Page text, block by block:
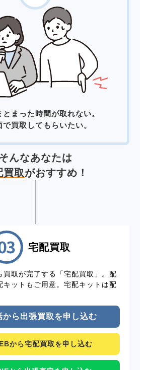
とまった時間が取れない。
で買取してもらいたい。
んなあなたは
買取がおすすめ！
宅配買取
買取が完了する「宅配買取」。配
キットもご用意。宅配キットは配
から出張買取を申し込む
から宅配買取を申し込む